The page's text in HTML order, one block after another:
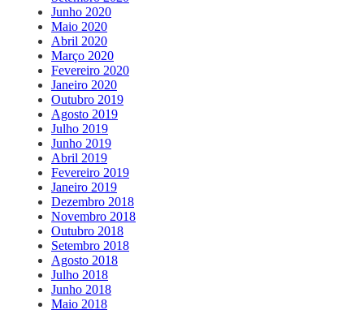
Junho 2020
Maio 2020
Abril 2020
Março 2020
Fevereiro 2020
Janeiro 2020
Outubro 2019
Agosto 2019
Julho 2019
Junho 2019
Abril 2019
Fevereiro 2019
Janeiro 2019
Dezembro 2018
Novembro 2018
Outubro 2018
Setembro 2018
Agosto 2018
Julho 2018
Junho 2018
Maio 2018